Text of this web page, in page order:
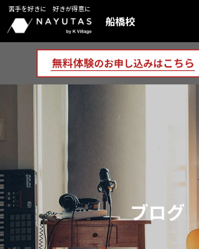
苦手を好きに 好きが得意に
船橋校
ブログ